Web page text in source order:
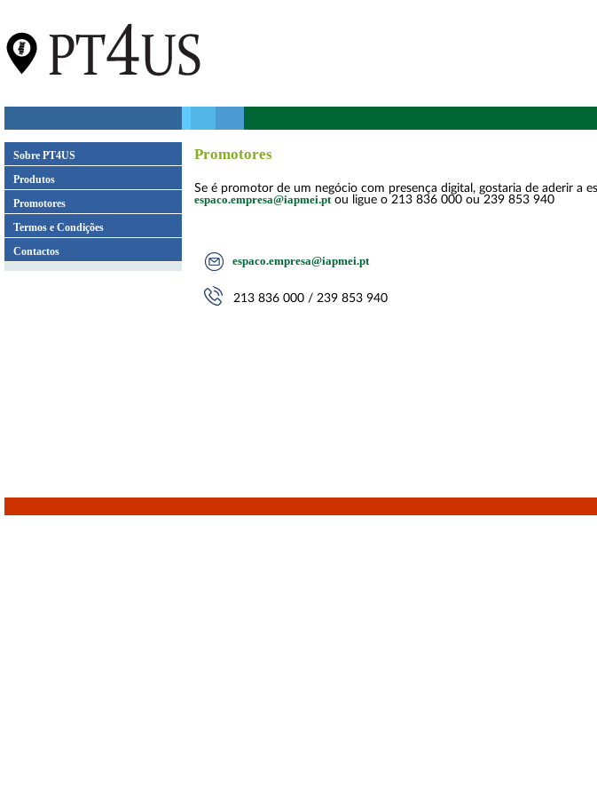
Sobre PT4US
Produtos
Promotores
Termos e Condições
Contactos
Promotores
Se é promotor de um negócio com presença digital, gostaria de aderir a
espaco.empresa@iapmei.ptou ligue o 213 836 000 ou 239 853 940
espaco.empresa@iapmei.pt
213 836 000 / 239 853 940